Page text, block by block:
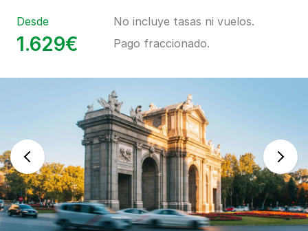
Desde
1.629€
No incluye tasas ni vuelos.
Pago fraccionado.